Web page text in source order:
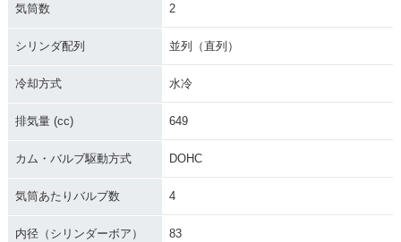
ABS・カラーチェン
0・カラーチェンジ
2011年 Versys 65
2010年 Versys 650
気筒数 2
シリンダ配列 並列（直列）
冷却方式 水冷
排気量 (cc) 649
カム・バルブ駆動方式 DOHC
気筒あたりバルブ数 4
内径（シリンダーボア）
83